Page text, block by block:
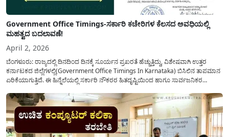
Government Office Timings-ಸರ್ಕಾರಿ ಕಚೇರಿಗಳ ಕೆಲಸದ ಅವಧಿಯಲ್ಲಿ
ಮಹತ್ವದ ಬದಲಾವಣೆ!
April 2, 2026
ಬೆಂಗಳೂರು: ರಾಜ್ಯದಲ್ಲಿ ದಿನದಿಂದ ದಿನಕ್ಕೆ ಸೂರ್ಯನ ಪ್ರಖರತೆ ಹೆಚ್ಚುತ್ತಿದ್ದು, ವಿಶೇಷವಾಗಿ ಉತ್ತರ
ಕರ್ನಾಟಕದ ಜಿಲ್ಲೆಗಳಲ್ಲಿ(Government Office Timings In Karnataka) ಬಿಸಿಲಿನ ತಾಪಮಾನ
ಏರಿಕೆಯಾಗುತ್ತಿದೆ. ಈ ಹಿನ್ನೆಲೆಯಲ್ಲಿ ಸರ್ಕಾರಿ ನೌಕರರ ಹಿತದೃಷ್ಟಿಯಿಂದ ಹಾಗೂ ಸಾರ್ವಜನಿಕರ
ಮತ್ತು ಕಲ್ಯಾಣ ಕರ್ನಾಟಕದ ಒಟ್ಟು 9 ಜಿಲ್ಲೆಗಳಲ್ಲಿ ಏಪ್ರಿಲ್...